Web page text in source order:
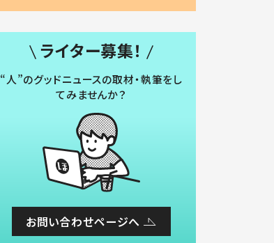
ライター募集！
“人”のグッドニュースの取材・執筆をし
てみませんか？
お問い合わせページへ